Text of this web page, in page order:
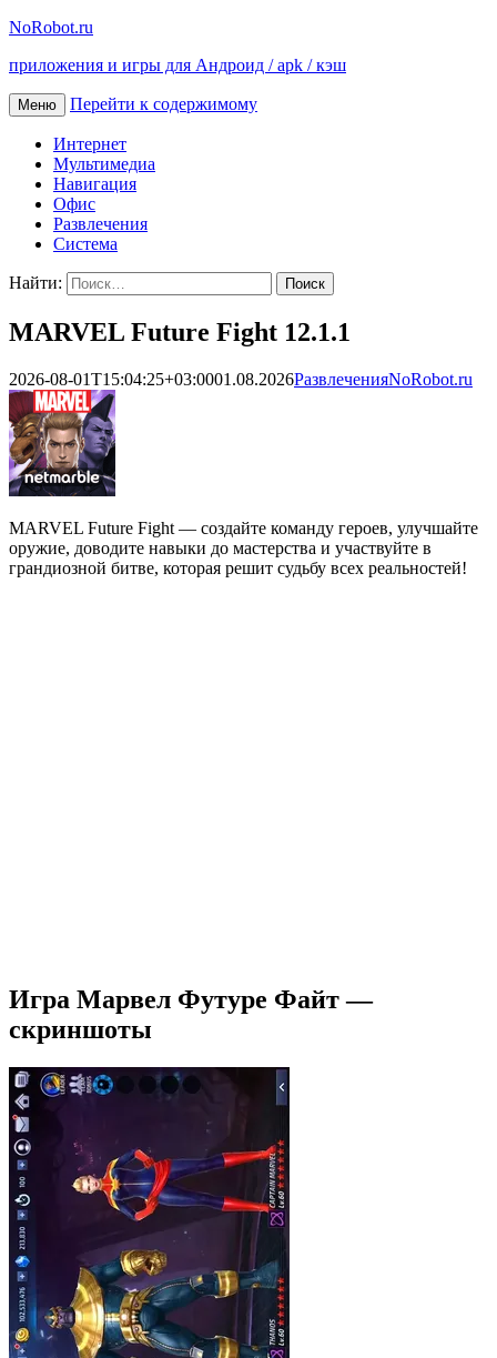
NoRobot.ru
приложения и игры для Андроид / apk / кэш
Меню Перейти к содержимому
Интернет
Мультимедиа
Навигация
Офис
Развлечения
Система
Найти:
MARVEL Future Fight 12.1.1
2026-08-01T15:04:25+03:0001.08.2026РазвлеченияNoRobot.ru
MARVEL Future Fight — создайте команду героев, улучшайте
оружие, доводите навыки до мастерства и участвуйте в
грандиозной битве, которая решит судьбу всех реальностей!
Игра Марвел Футуре Файт —
скриншоты